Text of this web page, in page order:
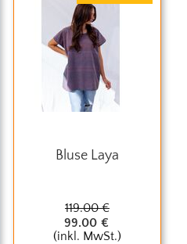
Bluse Laya
119.00 €
99.00 €
(inkl. MwSt.)